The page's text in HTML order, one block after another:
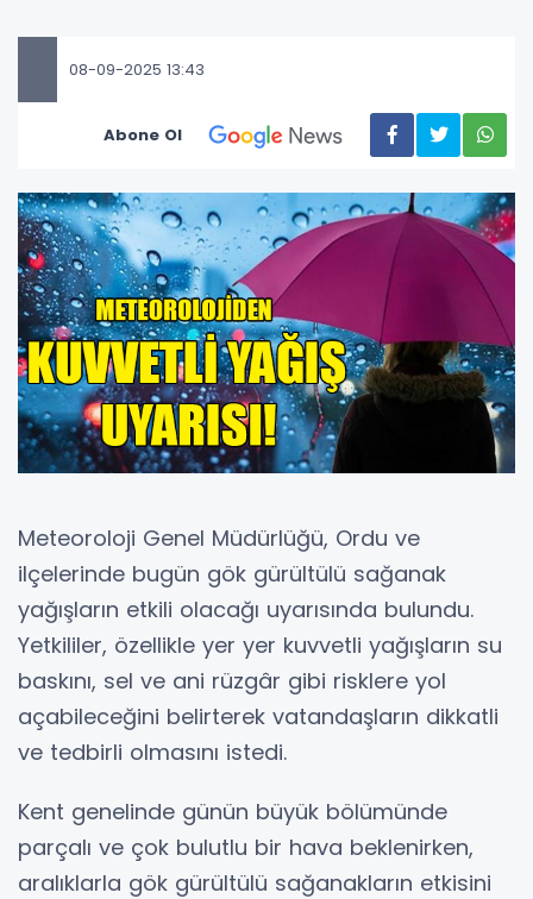
08-09-2025 13:43
Abone Ol
Meteoroloji Genel Müdürlüğü, Ordu ve
ilçelerinde bugün gök gürültülü sağanak
yağışların etkili olacağı uyarısında bulundu.
Yetkililer, özellikle yer yer kuvvetli yağışların su
baskını, sel ve ani rüzgâr gibi risklere yol
açabileceğini belirterek vatandaşların dikkatli
ve tedbirli olmasını istedi.
Kent genelinde günün büyük bölümünde
parçalı ve çok bulutlu bir hava beklenirken,
aralıklarla gök gürültülü sağanakların etkisini